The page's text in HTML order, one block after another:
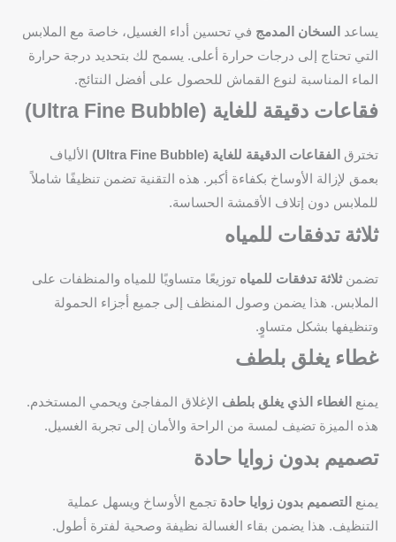
يساعد السخان المدمج في تحسين أداء الغسيل، خاصة مع الملابس
التي تحتاج إلى درجات حرارة أعلى. يسمح لك بتحديد درجة حرارة
الماء المناسبة لنوع القماش للحصول على أفضل النتائج.
فقاعات دقيقة للغاية (Ultra Fine Bubble)
تخترق الفقاعات الدقيقة للغاية (Ultra Fine Bubble)
الألياف
بعمق لإزالة الأوساخ بكفاءة أكبر. هذه التقنية تضمن تنظيفًا شاملاً
للملابس دون إتلاف الأقمشة الحساسة.
ثلاثة تدفقات للمياه
تضمنثلاثة تدفقات للمياه توزيعًا متساويًا للمياه والمنظفات على
الملابس. هذا يضمن وصول المنظف إلى جميع أجزاء الحمولة
وتنظيفها بشكل متساوٍ.
غطاء يغلق بلطف
يمنع الغطاء الذي يغلق بلطف الإغلاق المفاجئ ويحمي المستخدم.
هذه الميزة تضيف لمسة من الراحة والأمان إلى تجربة الغسيل.
تصميم بدون زوايا حادة
يمنع التصميم بدون زوايا حادة تجمع الأوساخ ويسهل عملية
التنظيف. هذا يضمن بقاء الغسالة نظيفة وصحية لفترة أطول.